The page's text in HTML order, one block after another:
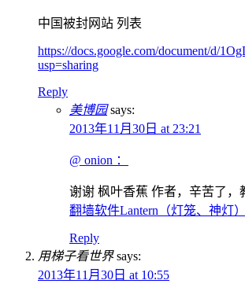
中国被封网站 列表
https://docs.google.com/document/d/
usp=sharing
Reply
美博园 says:
2013年11月30日 at 23:21
@ onion ：
谢谢 枫叶香蕉 作者，辛苦了，
翻墙软件Lantern（灯笼、神灯
Reply
用梯子看世界 says:
2013年11月30日 at 10:55